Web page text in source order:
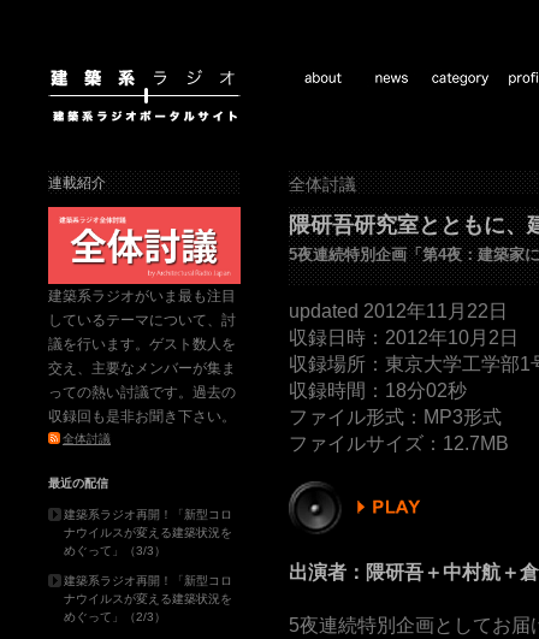
全体討議
隈研吾研究室とともに、
5夜連続特別企画「第4夜：建築家
updated 2012年11月22日
収録日時：2012年10月2日
収録場所：東京大学工学部1
収録時間：18分02秒
ファイル形式：MP3形式
ファイルサイズ：12.7MB
出演者：隈研吾＋中村航＋
5夜連続特別企画としてお
連載紹介
建築系ラジオがいま最も注目
しているテーマについて、討
議を行います。ゲスト数人を
交え、主要なメンバーが集ま
っての熱い討議です。過去の
収録回も是非お聞き下さい。
全体討議
最近の配信
建築系ラジオ再開！「新型コロ
ナウイルスが変える建築状況を
めぐって」（3/3）
建築系ラジオ再開！「新型コロ
ナウイルスが変える建築状況を
めぐって」（2/3）